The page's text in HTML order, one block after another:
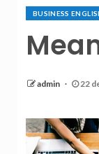
BUSINESS
admin 22